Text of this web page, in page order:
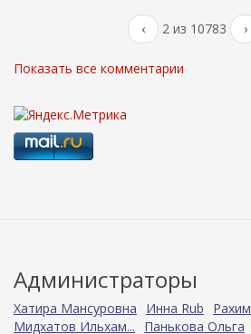
‹ 2 из 10783 ›
Показать все комментарии
Администраторы
Хатира Мансуровна Инна Rub Рахим
Мидхатов Ильхам...
Панькова Ольга